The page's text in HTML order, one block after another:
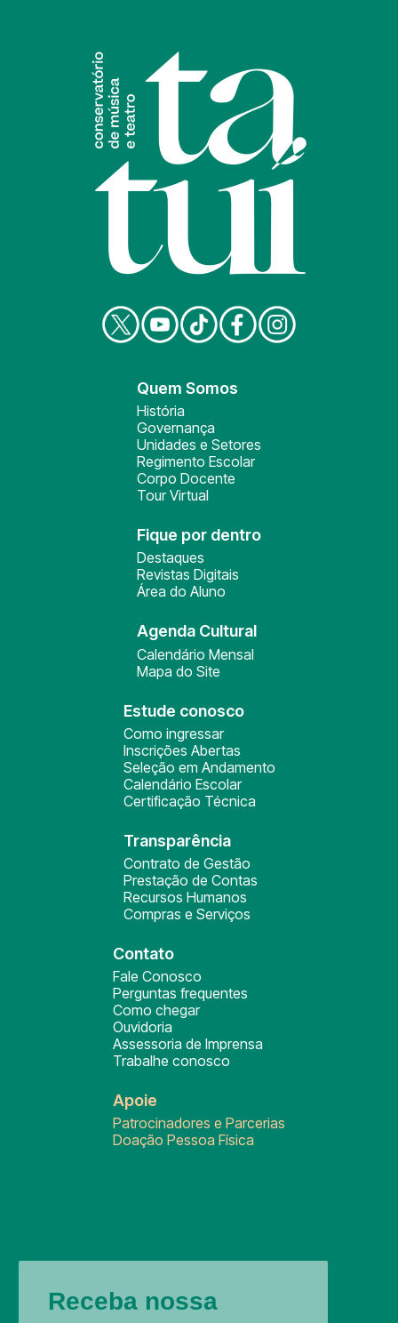
Quem Somos
História
Governança
Unidades e Setores
Regimento Escolar
Corpo Docente
Tour Virtual
Fique por dentro
Destaques
Revistas Digitais
Área do Aluno
Agenda Cultural
Calendário Mensal
Mapa do Site
Estude conosco
Como ingressar
Inscrições Abertas
Seleção em Andamento
Calendário Escolar
Certificação Técnica
Transparência
Contrato de Gestão
Prestação de Contas
Recursos Humanos
Compras e Serviços
Contato
Fale Conosco
Perguntas frequentes
Como chegar
Ouvidoria
Assessoria de Imprensa
Trabalhe conosco
Apoie
Patrocinadores e Parcerias
Doação Pessoa Física